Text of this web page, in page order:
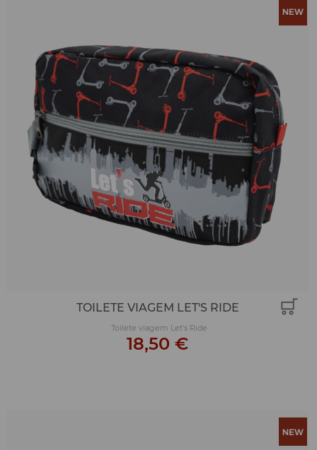
TOILETE VIAGEM LET'S RIDE
Toilete viagem Let's Ride
18,50 €